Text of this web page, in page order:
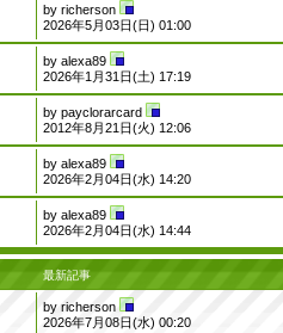
byricherson
2026年5月03日(日) 01:00
byalexa89
2026年1月31日(土) 17:19
bypayclorarcard
2012年8月21日(火) 12:06
byalexa89
2026年2月04日(水) 14:20
byalexa89
2026年2月04日(水) 14:44
最新記事
byricherson
2026年7月08日(水) 00:20